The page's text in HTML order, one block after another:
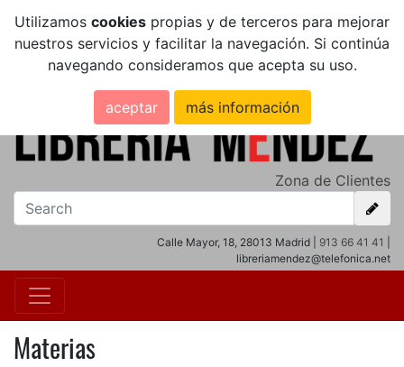
Utilizamos cookies propias y de terceros para mejorar
nuestros servicios y facilitar la navegación. Si continúa
navegando consideramos que acepta su uso.
aceptar más información
Zona de Clientes
Calle Mayor, 18, 28013 Madrid | 913 66 41 41
libreriamendez@telefonica.net
Materias